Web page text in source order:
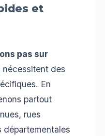
et
pas sur
nécessitent des
En
partout
rues
départementales